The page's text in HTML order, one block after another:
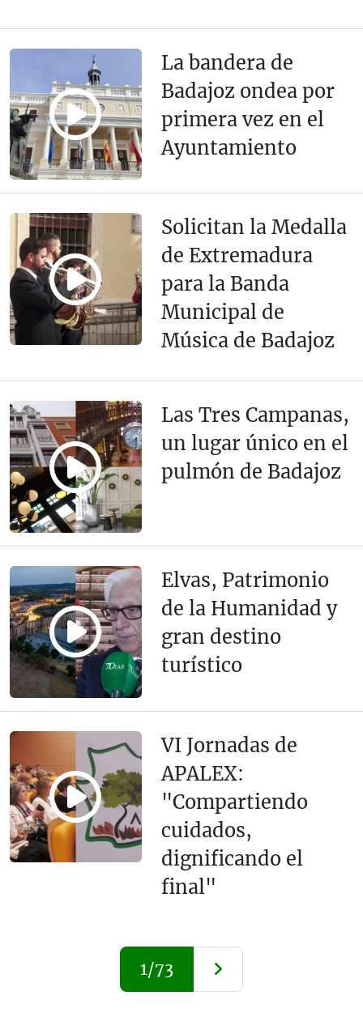
La bandera de
Badajoz ondea por
primera vez en el
Ayuntamiento
Solicitan la Medalla
de Extremadura
para la Banda
Municipal de
Música de Badajoz
Las Tres Campanas,
un lugar único en el
pulmón de Badajoz
Elvas, Patrimonio
de la Humanidad y
gran destino
turístico
VI Jornadas de
APALEX:
"Compartiendo
cuidados,
dignificando el
final"
1/73